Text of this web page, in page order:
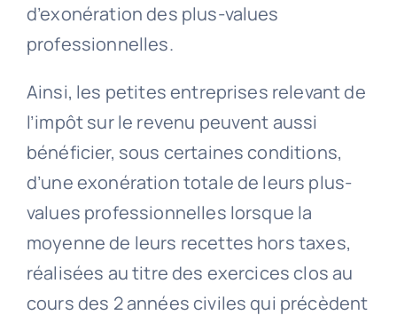
d’exonération des plus-values
professionnelles.
Ainsi, les petites entreprises relevant de
l’impôt sur le revenu peuvent aussi
bénéficier, sous certaines conditions,
d’une exonération totale de leurs plus-
values professionnelles lorsque la
moyenne de leurs recettes hors taxes,
réalisées au titre des exercices clos au
cours des 2 années civiles qui précèdent